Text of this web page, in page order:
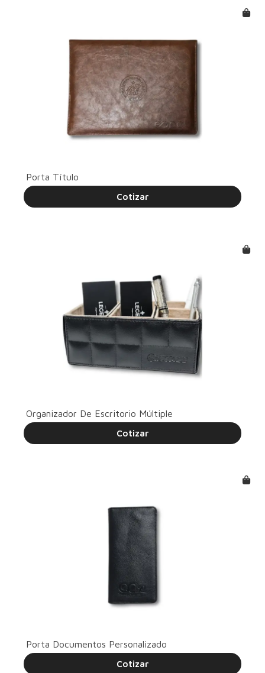
Porta Título
Cotizar
Organizador De Escritorio Múltiple
Cotizar
Porta Documentos Personalizado
Cotizar